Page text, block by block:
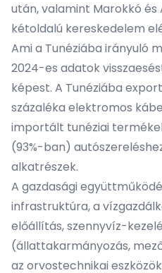
után, valamint Marokkó
kétoldalú kereskedelem
Ami a Tunéziába irányuló
2024-es adatok
képest. A Tunéziába
százaléka elektromos
importált tunéziai
(93%-ban)
alkatrészek.
A gazdasági
infrastruktúra, a
előállítás, szennyvíz-
(állattakarmányozás,
az orvostechnikai